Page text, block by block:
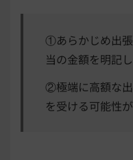
①あらかじめ出
当の金額を明記
②極端に高額な
を受ける可能性が